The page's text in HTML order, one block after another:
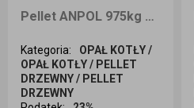
Pellet ANPOL 975kg dostawa Cała Polska
Kategoria:
OPAŁ KOTŁY /
OPAŁ KOTŁY / PELLET
DRZEWNY / PELLET
DRZEWNY